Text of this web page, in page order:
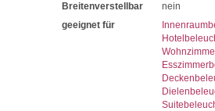
Breitenverstellbar
nein
geeignet für